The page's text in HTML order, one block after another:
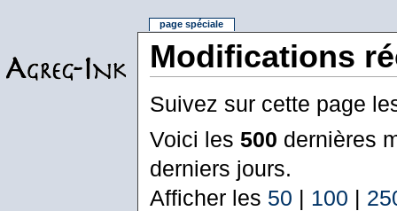
Modifications
Suivez sur cette page
Voici les 500 dernières
derniers jours.
Afficher les 50 | 100 |
page spéciale